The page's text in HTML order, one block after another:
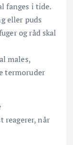
fanges i tide.
eller puds
og råd skal
males,
termoruder
reagerer, når